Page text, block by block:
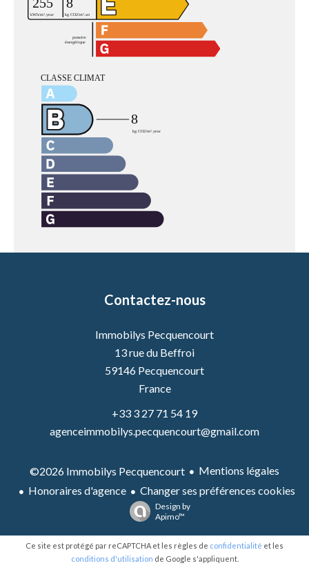
Contactez-nous
Immobilys Pecquencourt
13 rue du Beffroi
59146 Pecquencourt
France
+33 3 27 71 54 19
agenceimmobilys.pecquencourt@gmail.com
©2026 Immobilys Pecquencourt
Mentions légales
Honoraires d'agence
Changer ses préférences cookies
Design by
Apimo™
Ce site est protégé par reCAPTCHA et les règles de confidentialité et les
conditions d'utilisation de Google s'appliquent.